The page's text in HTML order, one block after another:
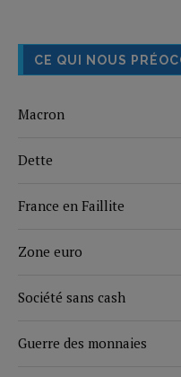
CE QUI NOUS
Macron
Dette
France en Faillite
Zone euro
Société sans cash
Guerre des monnaies